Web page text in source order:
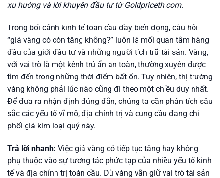
xu hướng và lời khuyên đầu tư từ Goldpriceth.com.
Trong bối cảnh kinh tế toàn cầu đầy biến động, câu hỏi
“giá vàng có còn tăng không?” luôn là mối quan tâm hàng
đầu của giới đầu tư và những người tích trữ tài sản. Vàng,
với vai trò là một kênh trú ẩn an toàn, thường xuyên được
tìm đến trong những thời điểm bất ổn. Tuy nhiên, thị trường
vàng không phải lúc nào cũng đi theo một chiều duy nhất.
Để đưa ra nhận định đúng đắn, chúng ta cần phân tích sâu
sắc các yếu tố vĩ mô, địa chính trị và cung cầu đang chi
phối giá kim loại quý này.
Trả lời nhanh: Việc giá vàng có tiếp tục tăng hay không
phụ thuộc vào sự tương tác phức tạp của nhiều yếu tố kinh
tế và địa chính trị toàn cầu. Dù vàng vẫn giữ vai trò tài sản